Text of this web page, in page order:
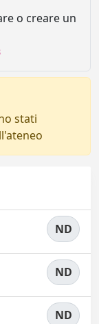
o creare un
stati
ND
ND
ND